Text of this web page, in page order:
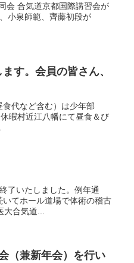
会 合気道京都国際講習会が
小泉師範、齊藤初段が
す。会員の皆さん、
代など含む）は少年部
暇村近江八幡にて昼食＆び
了いたしました。例年通
てホール道場で体術の稽古
合気道...
（兼新年会）を行い